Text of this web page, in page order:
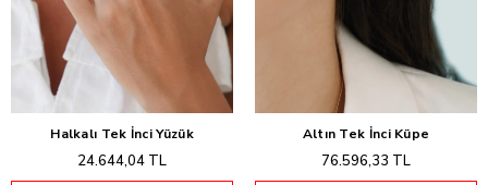
Sepete Ekle
Halkalı Tek İnci Yüzük
24.644,04 TL
Sepete Ekle
Altın Tek İnci Küpe
76.596,33 TL